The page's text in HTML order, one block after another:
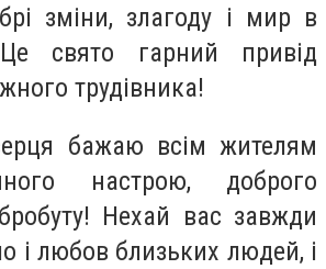
зміни, злагоду і мир в
Це свято гарний привід
трудівника!
бажаю всім жителям
настрою, доброго
Нехай вас завжди
і любов близьких людей, і